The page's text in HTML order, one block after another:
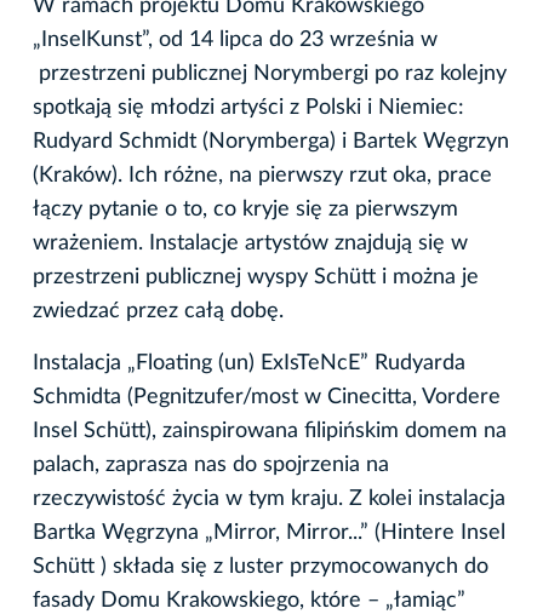
W ramach projektu Domu Krakowskiego
„InselKunst”, od 14 lipca do 23 września w
przestrzeni publicznej Norymbergi po raz kolejny
spotkają się młodzi artyści z Polski i Niemiec:
Rudyard Schmidt (Norymberga) i Bartek Węgrzyn
(Kraków). Ich różne, na pierwszy rzut oka, prace
łączy pytanie o to, co kryje się za pierwszym
wrażeniem. Instalacje artystów znajdują się w
przestrzeni publicznej wyspy Schütt i można je
zwiedzać przez całą dobę.
Instalacja „Floating (un) ExIsTeNcE” Rudyarda
Schmidta (Pegnitzufer/most w Cinecitta, Vordere
Insel Schütt), zainspirowana filipińskim domem na
palach, zaprasza nas do spojrzenia na
rzeczywistość życia w tym kraju. Z kolei instalacja
Bartka Węgrzyna „Mirror, Mirror...” (Hintere Insel
Schütt ) składa się z luster przymocowanych do
fasady Domu Krakowskiego, które – „łamiąc”